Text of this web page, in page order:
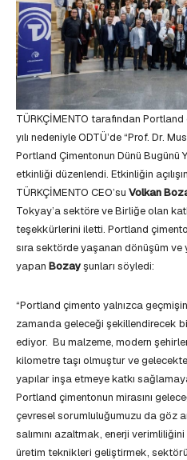
TÜRKÇİMENTO tarafından
yılı nedeniyle ODTÜ’de “Prof. Dr.
Portland Çimentonun Dünü Bugünü
etkinliği düzenlendi. Etkinliğin
TÜRKÇİMENTO CEO’su Volkan
Tokyay’a sektöre ve Birliğe olan
teşekkürlerini iletti. Portland
sıra sektörde yaşanan dönüşüm ve
yapan Bozayşunları söyledi:
“Portland çimento yalnızca
zamanda geleceği şekillendirecek
ediyor. Bu malzeme, modern
kilometre taşı olmuştur ve
yapılar inşa etmeye katkı
Portland çimentonun mirasını
çevresel sorumluluğumuzu da göz
salımını azaltmak, enerji
üretim teknikleri geliştirmek,